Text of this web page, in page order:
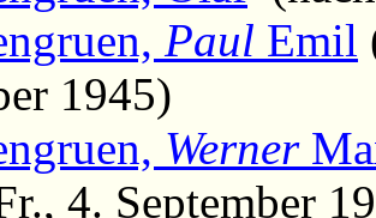
Paul Emil
1945)
Werner
4. September